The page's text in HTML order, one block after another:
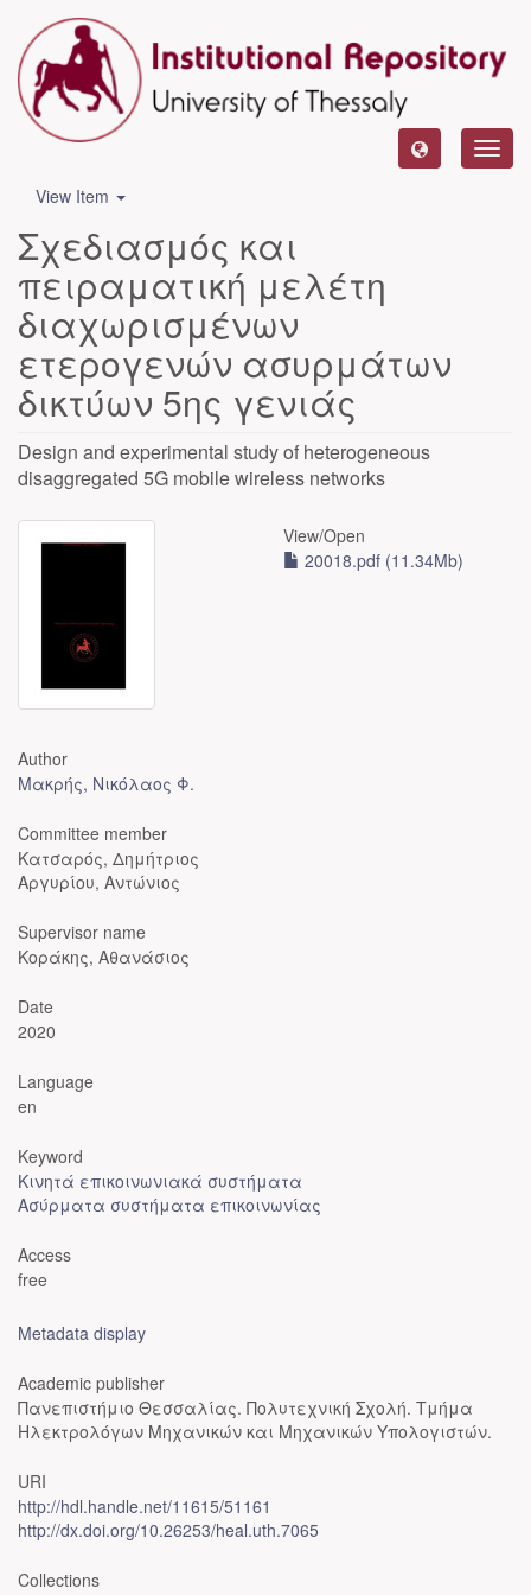
View Item
Σχεδιασμός και
πειραματική μελέτη
διαχωρισμένων
ετερογενών ασυρμάτων
δικτύων 5ης γενιάς
Design and experimental study of heterogeneous
disaggregated 5G mobile wireless networks
View/Open
20018.pdf (11.34Mb)
Author
Μακρής, Νικόλαος Φ.
Committee member
Κατσαρός, Δημήτριος
Αργυρίου, Αντώνιος
Supervisor name
Κοράκης, Αθανάσιος
Date
2020
Language
en
Keyword
Κινητά επικοινωνιακά συστήματα
Ασύρματα συστήματα επικοινωνίας
Access
free
Metadata display
Academic publisher
Πανεπιστήμιο Θεσσαλίας. Πολυτεχνική Σχολή. Τμήμα
Ηλεκτρολόγων Μηχανικών και Μηχανικών Υπολογιστών.
URI
http://hdl.handle.net/11615/51161
http://dx.doi.org/10.26253/heal.uth.7065
Collections